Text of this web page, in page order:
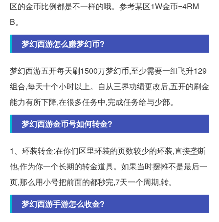
区的金币比例都是不一样的哦。参考某区1W金币=4RM
B。
梦幻西游怎么赚梦幻币?
梦幻西游五开每天刷1500万梦幻币,至少需要一组飞升129
组合,每天十个小时以上。自从三界功绩更改后,五开的刷金
能力有所下降,在很多任务中,完成任务给与少部。
梦幻西游金币号如何转金?
1、环装转金:在你们区里环装的页数较少的环装,直接垄断
他,作为你一个长期的转金道具。如果当时摆摊不是最后一
页,那么用小号把前面的都秒完,7天一个周期,转。
梦幻西游手游怎么收金?